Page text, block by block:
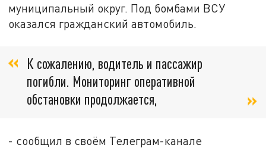
муниципальный округ. Под бомбами ВСУ
оказался гражданский автомобиль.
К сожалению, водитель и пассажир
погибли. Мониторинг оперативной
обстановки продолжается,
- сообщил в своём Телеграм-канале